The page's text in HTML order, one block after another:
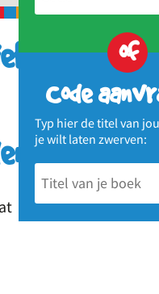
of
Code
Typ hier de titel van
je wilt laten zwerven: